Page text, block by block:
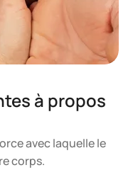
à propos
avec laquelle le
corps.